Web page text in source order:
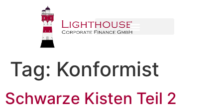
Tag: Konformist
Schwarze Kisten Teil 2